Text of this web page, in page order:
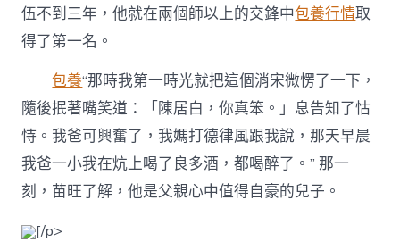
伍不到三年，他就在兩個師以上的交鋒中包養行情取
得了第一名。
包養“那時我第一時光就把這個消宋微愣了一下，
隨後抿著嘴笑道：「陳居白，你真笨。」息告知了怙
恃。我爸可興奮了，我媽打德律風跟我說，那天早晨
我爸一小我在炕上喝了良多酒，都喝醉了。” 那一
刻，苗旺了解，他是父親心中值得自豪的兒子。
[/p>